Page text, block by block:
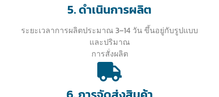
5. ดำเนินการผลิต
ระยะเวลาการผลิตประมาณ 3–14 วัน ขึ้นอยู่กับรูปแบบ
และปริมาณ
การสั่งผลิต